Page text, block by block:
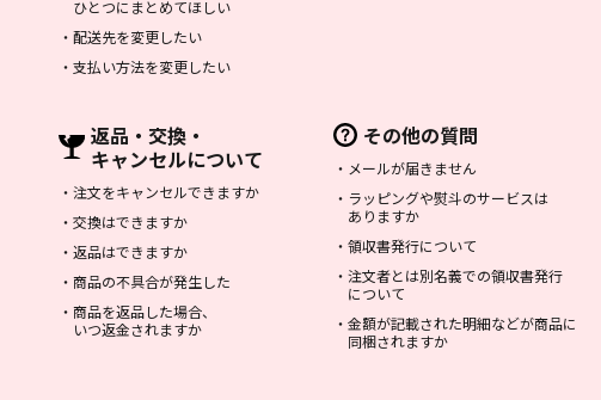
ひとつにまとめてほしい
・ 配送先を変更したい
・ 支払い方法を変更したい
返品・交換・
キャンセルについて
・ 注文をキャンセルできますか
・ 交換はできますか
・ 返品はできますか
・ 商品の不具合が発生した
・ 商品を返品した場合、
いつ返金されますか
その他の質問
・ メールが届きません
・ ラッピングや熨斗のサービスは
ありますか
・ 領収書発行について
・ 注文者とは別名義での領収書発行
について
・ 金額が記載された明細などが商品に
同梱されますか